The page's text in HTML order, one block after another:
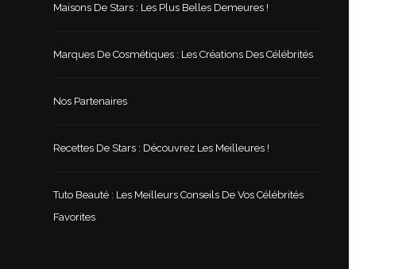
Maisons De Stars : Les Plus Belles Demeures !
Marques De Cosmétiques : Les Créations Des Célébrités
Nos Partenaires
Recettes De Stars : Découvrez Les Meilleures !
Tuto Beauté : Les Meilleurs Conseils De Vos Célébrités
Favorites